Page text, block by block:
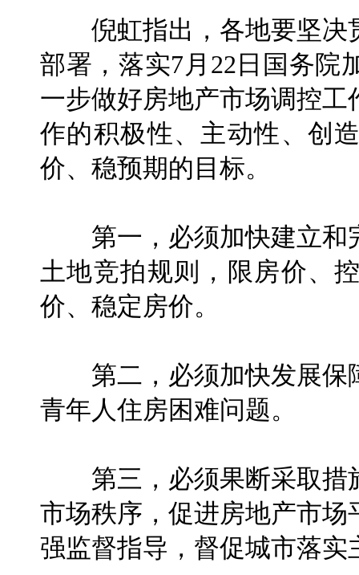
倪虹指出，各地要坚决
部署，落实7月22日国务院
一步做好房地产市场调控
作的积极性、主动性、创
价、稳预期的目标。
第一，必须加快建立和
土地竞拍规则，限房价、
价、稳定房价。
第二，必须加快发展保
青年人住房困难问题。
第三，必须果断采取措
市场秩序，促进房地产市
强监督指导，督促城市落实